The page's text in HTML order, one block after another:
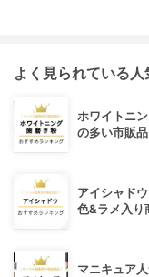
よく見られている
ホワイトニ
の多い市販
アイシャド
色&ラメ入り
マニキュア